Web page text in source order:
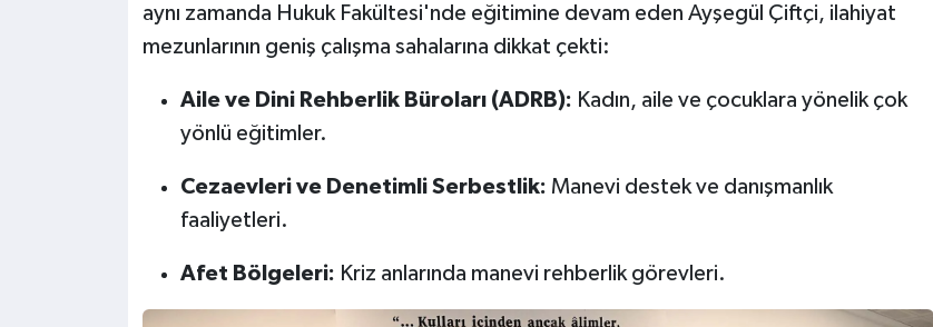
aynı zamanda Hukuk Fakültesi'nde eğitimine devam eden Ayşegül Çiftçi, ilahiyat
mezunlarının geniş çalışma sahalarına dikkat çekti:
Aile ve Dini Rehberlik Büroları (ADRB): Kadın, aile ve çocuklara yönelik çok
yönlü eğitimler.
Cezaevleri ve Denetimli Serbestlik: Manevi destek ve danışmanlık
faaliyetleri.
Afet Bölgeleri: Kriz anlarında manevi rehberlik görevleri.